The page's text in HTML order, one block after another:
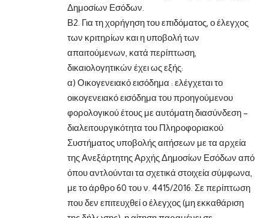
Δημοσίων Εσόδων.
Β2. Για τη χορήγηση του επιδόματος, ο έλεγχος
των κριτηρίων και η υποβολή των
απαιτούμενων, κατά περίπτωση,
δικαιολογητικών έχει ως εξής:
α) Οικογενειακό εισόδημα : ελέγχεται το
οικογενειακό εισόδημα του προηγούμενου
φορολογικού έτους με αυτόματη διασύνδεση –
διαλειτουργικότητα του Πληροφοριακού
Συστήματος υποβολής αιτήσεων με τα αρχεία
της Ανεξάρτητης Αρχής Δημοσίων Εσόδων από
όπου αντλούνται τα σχετικά στοιχεία σύμφωνα,
με το άρθρο 60 του ν. 4415/2016. Σε περίπτωση
που δεν επιτευχθεί ο έλεγχος (μη εκκαθάριση